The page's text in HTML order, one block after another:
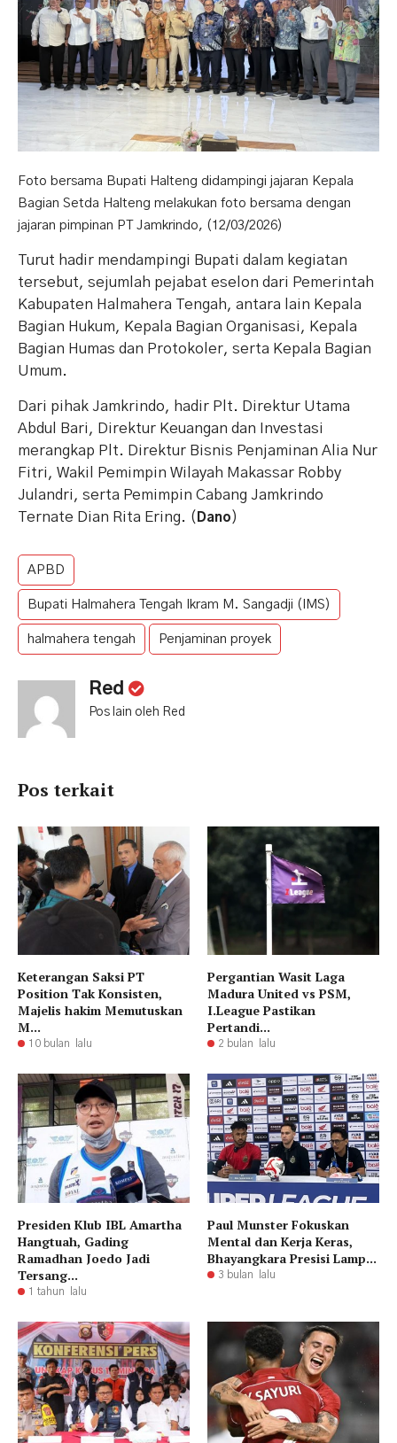
Foto bersama Bupati Halteng didampingi jajaran Kepala
Bagian Setda Halteng melakukan foto bersama dengan
jajaran pimpinan PT Jamkrindo, (12/03/2026)
Turut hadir mendampingi Bupati dalam kegiatan
tersebut, sejumlah pejabat eselon dari Pemerintah
Kabupaten Halmahera Tengah, antara lain Kepala
Bagian Hukum, Kepala Bagian Organisasi, Kepala
Bagian Humas dan Protokoler, serta Kepala Bagian
Umum.
Dari pihak Jamkrindo, hadir Plt. Direktur Utama
Abdul Bari, Direktur Keuangan dan Investasi
merangkap Plt. Direktur Bisnis Penjaminan Alia Nur
Fitri, Wakil Pemimpin Wilayah Makassar Robby
Julandri, serta Pemimpin Cabang Jamkrindo
Ternate Dian Rita Ering. ( Dano )
APBD
Bupati Halmahera Tengah Ikram M. Sangadji (IMS)
halmahera tengah Penjaminan proyek
Red
Pos lain oleh Red
Pos terkait
Keterangan Saksi PT
Position Tak Konsisten,
Majelis hakim Memutuskan
M...
10 bulan lalu
Pergantian Wasit Laga
Madura United vs PSM,
I.League Pastikan
Pertandi...
2 bulan lalu
Presiden Klub IBL Amartha
Hangtuah, Gading
Ramadhan Joedo Jadi
Tersang...
1 tahun lalu
Paul Munster Fokuskan
Mental dan Kerja Keras,
Bhayangkara Presisi Lamp...
3 bulan lalu